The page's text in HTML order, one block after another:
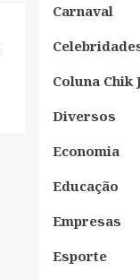
Carnaval
Coluna Chik
Diversos
Economia
Educação
Empresas
Esporte